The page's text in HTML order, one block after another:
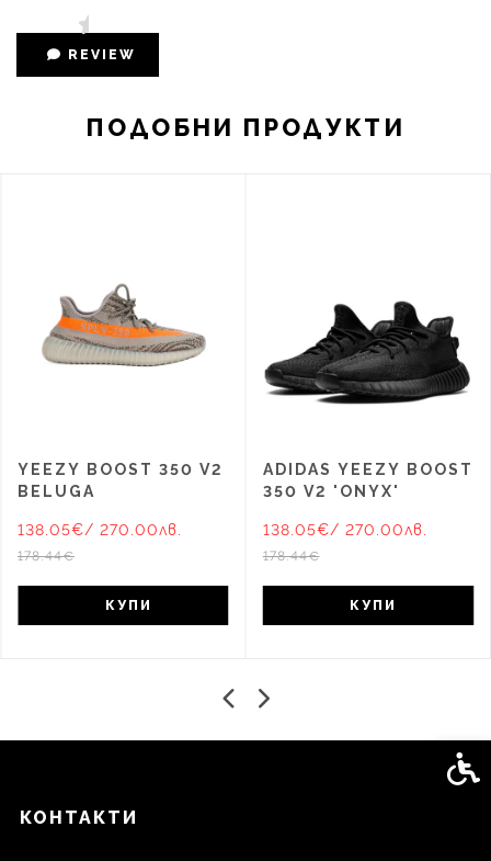
REVIEW
ПОДОБНИ ПРОДУКТИ
YEEZY BOOST 350 V2
BELUGA
138.05€/ 270.00лв.
178.44€
КУПИ
ADIDAS YEEZY BOOST
350 V2 'ONYX'
138.05€/ 270.00лв.
178.44€
КУПИ
КОНТАКТИ